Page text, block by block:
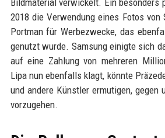
2018 die Verwendung eines Fotos von
Portman für Werbezwecke, das
genutzt wurde. Samsung einigte sich
auf eine Zahlung von mehreren
Lipa nun ebenfalls klagt, könnte
und andere Künstler ermutigen, gegen
vorzugehen.